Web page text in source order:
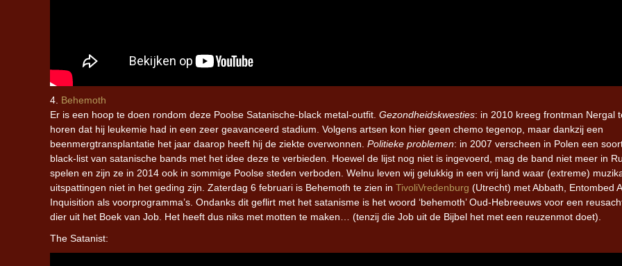
4. Behemoth
Er is een hoop te doen rondom deze Poolse Satanische-black metal-outfit. Gezondheidskwesties: in 2010 kreeg frontman Nergal
horen dat hij leukemie had in een zeer geavanceerd stadium. Volgens artsen kon hier geen chemo tegenop, maar dankzij een
beenmergtransplantatie het jaar daarop heeft hij de ziekte overwonnen. Politieke problemen: in 2007 verscheen in Polen een
black-list van satanische bands met het idee deze te verbieden. Hoewel de lijst nog niet is ingevoerd, mag de band niet meer in
spelen en zijn ze in 2014 ook in sommige Poolse steden verboden. Welnu leven wij gelukkig in een vrij land waar (extreme)
uitspattingen niet in het geding zijn. Zaterdag 6 februari is Behemoth te zien in TivoliVredenburg (Utrecht) met Abbath, Entombed
Inquisition als voorprogramma’s. Ondanks dit geflirt met het satanisme is het woord ‘behemoth’ Oud-Hebreeuws voor een
dier uit het Boek van Job. Het heeft dus niks met motten te maken… (tenzij die Job uit de Bijbel het met een reuzenmot doet).
The Satanist: